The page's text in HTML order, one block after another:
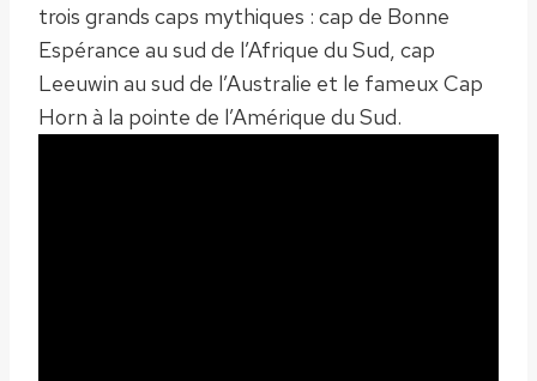
trois grands caps mythiques : cap de Bonne
Espérance au sud de l’Afrique du Sud, cap
Leeuwin au sud de l’Australie et le fameux Cap
Horn à la pointe de l’Amérique du Sud.